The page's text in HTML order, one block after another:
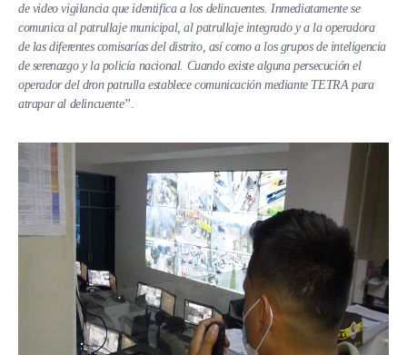
de video vigilancia que identifica a los delincuentes. Inmediatamente se
comunica al patrullaje municipal, al patrullaje integrado y a la operadora
de las diferentes comisarías del distrito, así como a los grupos de inteligencia
de serenazgo y la policía nacional. Cuando existe alguna persecución el
operador del dron patrulla establece comunicación mediante TETRA para
atrapar al delincuente”